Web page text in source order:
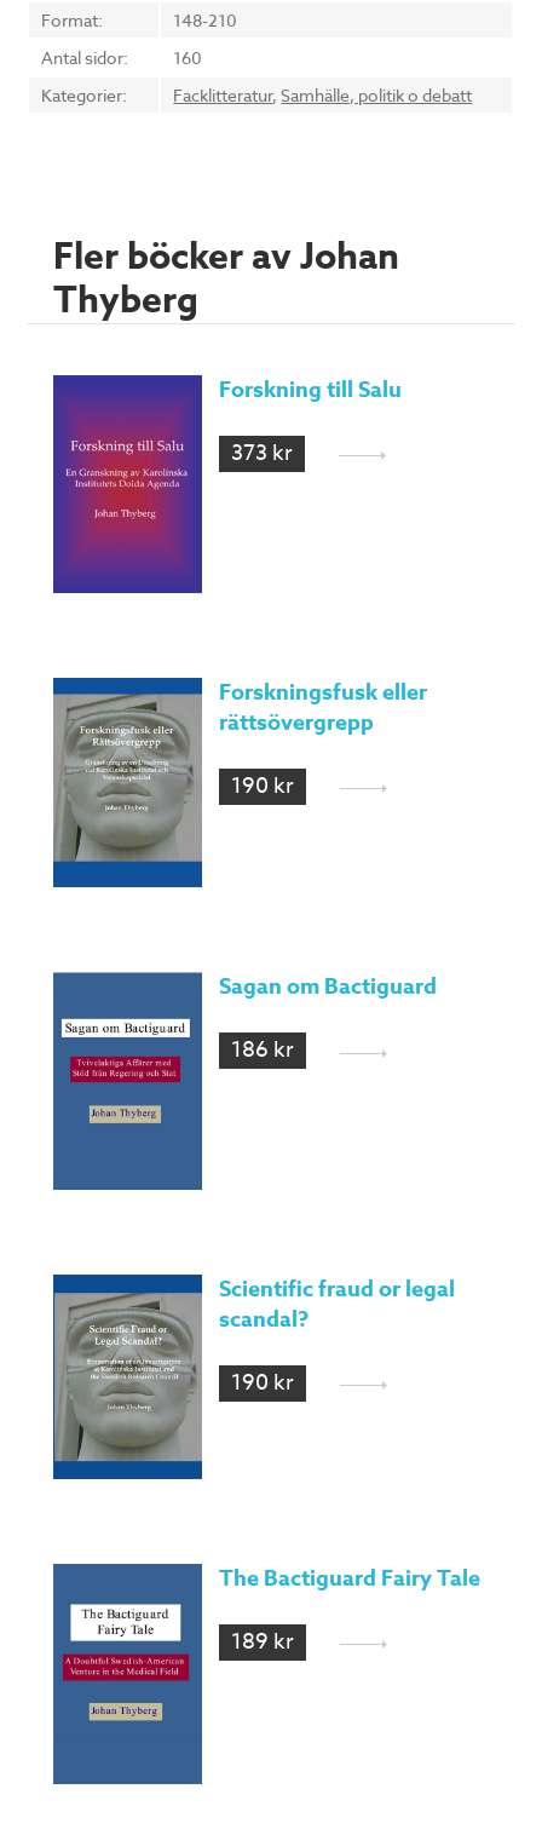
Format:
148-210
Antal sidor:
160
Kategorier:
Facklitteratur,Samhälle, politik o debatt
Fler böcker av Johan
Thyberg
Forskning till Salu
373 kr
Forskningsfusk eller
rättsövergrepp
190 kr
Sagan om Bactiguard
186 kr
Scientific fraud or legal
scandal?
190 kr
The Bactiguard Fairy Tale
189 kr